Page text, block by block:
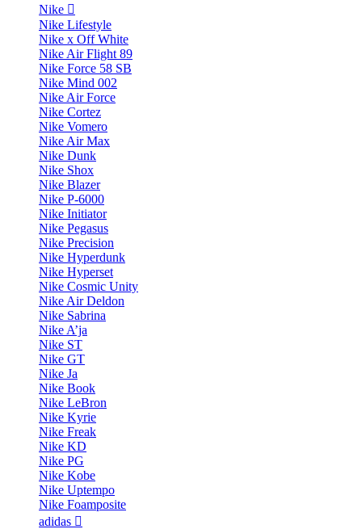
Nike
Nike Lifestyle
Nike x Off White
Nike Air Flight 89
Nike Force 58 SB
Nike Mind 002
Nike Air Force
Nike Cortez
Nike Vomero
Nike Air Max
Nike Dunk
Nike Shox
Nike Blazer
Nike P-6000
Nike Initiator
Nike Pegasus
Nike Precision
Nike Hyperdunk
Nike Hyperset
Nike Cosmic Unity
Nike Air Deldon
Nike Sabrina
Nike A’ja
Nike ST
Nike GT
Nike Ja
Nike Book
Nike LeBron
Nike Kyrie
Nike Freak
Nike KD
Nike PG
Nike Kobe
Nike Uptempo
Nike Foamposite
adidas